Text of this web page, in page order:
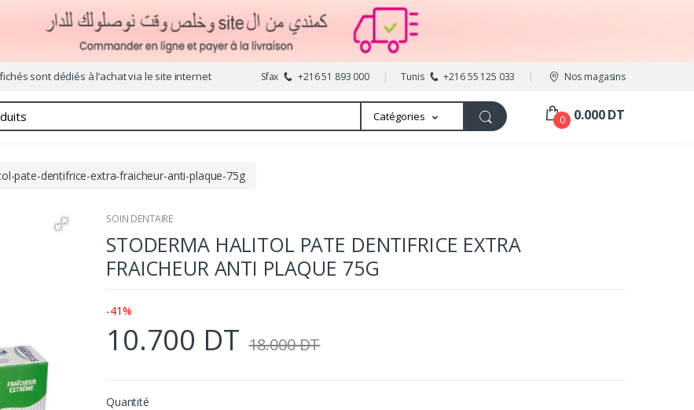
sont dédiés à l’achat via le site internet Sfax +216 51 893 000 Tunis +216 55 125 033 Nos magasins
Catégories 0 0.000 DT
pate-dentifrice-extra-fraicheur-anti-plaque-75g
SOIN DENTAIRE
STODERMA HALITOL PATE DENTIFRICE EXTRA
FRAICHEUR ANTI PLAQUE 75G
-41%
10.700 DT 18.000 DT
Quantité